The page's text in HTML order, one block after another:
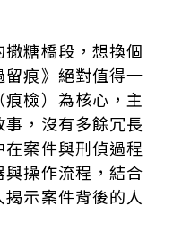
糖橋段，想換個
痕》絕對值得一
檢）為核心，主
，沒有多餘冗長
案件與刑偵過程
與操作流程，結合
示案件背後的人